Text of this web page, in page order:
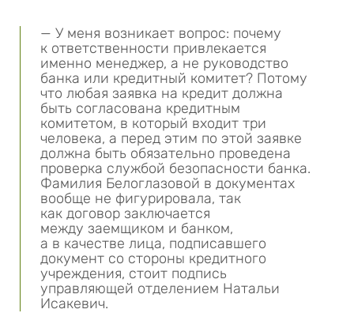
— У меня возникает вопрос: почему
к ответственности привлекается
именно менеджер, а не руководство
банка или кредитный комитет? Потому
что любая заявка на кредит должна
быть согласована кредитным
комитетом, в который входит три
человека, а перед этим по этой заявке
должна быть обязательно проведена
проверка службой безопасности банка.
Фамилия Белоглазовой в документах
вообще не фигурировала, так
как договор заключается
между заемщиком и банком,
а в качестве лица, подписавшего
документ со стороны кредитного
учреждения, стоит подпись
управляющей отделением Натальи
Исакевич.